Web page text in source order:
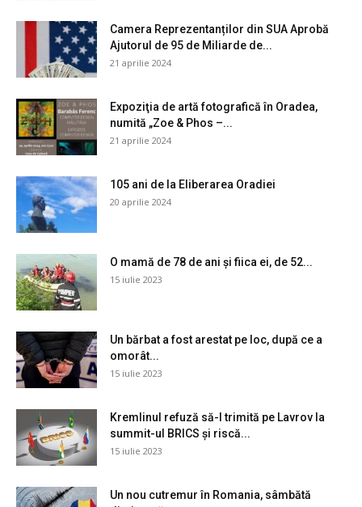
Camera Reprezentanților din SUA Aprobă
Ajutorul de 95 de Miliarde de...
21 aprilie 2024
Expoziţia de artă fotografică în Oradea,
numită „Zoe & Phos –...
21 aprilie 2024
105 ani de la Eliberarea Oradiei
20 aprilie 2024
O mamă de 78 de ani și fiica ei, de 52...
15 iulie 2023
Un bărbat a fost arestat pe loc, după ce a
omorât...
15 iulie 2023
Kremlinul refuză să-l trimită pe Lavrov la
summit-ul BRICS și riscă...
15 iulie 2023
Un nou cutremur în Romania, sâmbătă